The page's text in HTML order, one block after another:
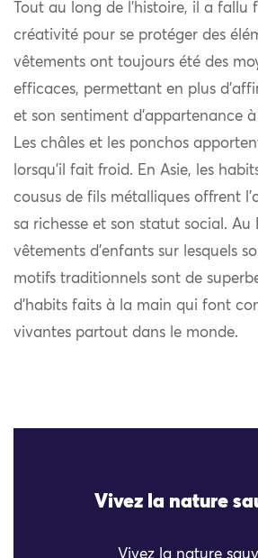
Tout au long de l’histoire, il a fallu
créativité pour se protéger des
vêtements ont toujours été des
efficaces, permettant en plus
et son sentiment d’appartenance
Les châles et les ponchos
lorsqu’il fait froid. En Asie, les
cousus de fils métalliques offrent
sa richesse et son statut social. Au
vêtements d’enfants sur lesquels
motifs traditionnels sont de
d’habits faits à la main qui font
vivantes partout dans le monde.
Vivez la nature
Vivez la nature